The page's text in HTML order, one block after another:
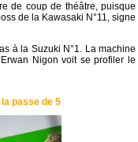
de coup de théâtre, puisque
de la Kawasaki N°11, signe
à la Suzuki N°1. La machine
Nigon voit se profiler le
passe de 5